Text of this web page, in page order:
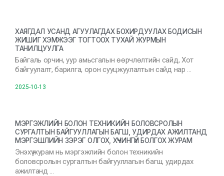
ХАЯГДАЛ УСАНД АГУУЛАГДАХ БОХИРДУУЛАХ БОДИСЫН
ЖИШИГ ХЭМЖЭЭГ ТОГТООХ ТУХАЙ ЖУРМЫН
ТАНИЛЦУУЛГА
Байгаль орчин, уур амьсгалын өөрчлөлтийн сайд, Хот
байгуулалт, барилга, орон сууцжуулалтын сайд нар …
2025-10-13
МЭРГЭЖЛИЙН БОЛОН ТЕХНИКИЙН БОЛОВСРОЛЫН
СУРГАЛТЫН БАЙГУУЛЛАГЫН БАГШ, УДИРДАХ АЖИЛТАНД
МЭРГЭШЛИЙН ЗЭРЭГ ОЛГОХ, ХҮЧИНГҮЙ БОЛГОХ ЖУРАМ
Энэхүү журам нь мэргэжлийн болон техникийн
боловсролын сургалтын байгууллагын багш, удирдах
ажилтанд …